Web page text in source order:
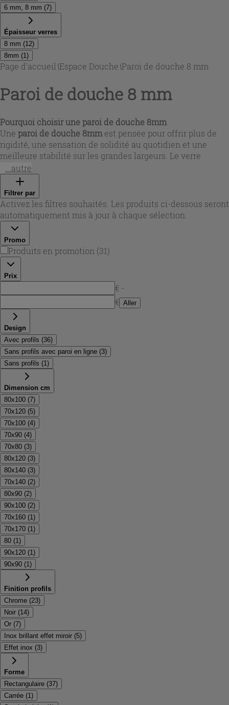
6 mm, 8 mm (7)
Épaisseur verres
8 mm (12)
8mm (1)
Page d'accueil \Espace Douche\Paroi de douche 8 mm
Paroi de douche 8 mm
Pourquoi choisir une paroi de douche 8mm
Une paroi de douche 8mm est pensée pour offrir plus de
rigidité, une sensation de solidité au quotidien et une
meilleure stabilité sur les grandes largeurs. Le verre
trempé transparent de 8 mm met en valeur la salle de bain
avec un rendu lumineux et minimaliste, tout en restant
facile à intégrer dans des styles différents. Avec
Iperceramica, vous trouverez des solutions conçues pour
une utilisation intensive, avec des finitions soignées et des
profils adaptés aux installations modernes.
...autre
Filtrer par
Activez les filtres souhaités. Les produits ci-dessous seront
automatiquement mis à jour à chaque sélection.
Promo
Produits en promotion (31)
Prix
€ -
€ Aller
Design
Avec profils (36)
Sans profils avec paroi en ligne (3)
Sans profils (1 )
Dimension cm
80x100 (7)
70x120 (5)
70x100 (4)
70x90 (4)
70x80 (3)
80x120 (3)
80x140 (3)
70x140 (2)
80x90 (2)
90x100 (2)
70x160 (1 )
70x170 (1 )
80 (1 )
90x120 (1 )
90x90 (1 )
Finition profils
Chrome (23)
Noir (14)
Or (7)
Inox brillant effet miroir (5)
Effet inox (3)
Forme
Rectangulaire (37)
Carrée (1 )